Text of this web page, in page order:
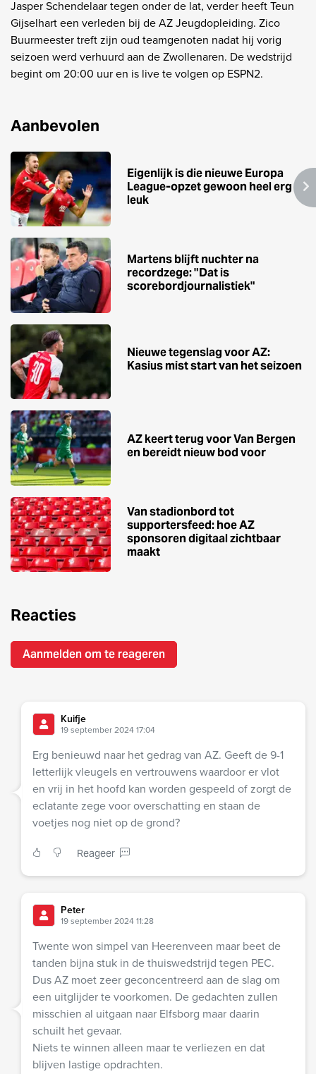
Jasper Schendelaar tegen onder de lat, verder heeft Teun
Gijselhart een verleden bij de AZ Jeugdopleiding. Zico
Buurmeester treft zijn oud teamgenoten nadat hij vorig
seizoen werd verhuurd aan de Zwollenaren. De wedstrijd
begint om 20:00 uur en is live te volgen op ESPN2.
Aanbevolen
Eigenlijk is die nieuwe Europa
League-opzet gewoon heel erg
leuk
Martens blijft nuchter na
recordzege: "Dat is
scorebordjournalistiek"
Nieuwe tegenslag voor AZ:
Kasius mist start van het seizoen
AZ keert terug voor Van Bergen
en bereidt nieuw bod voor
Van stadionbord tot
supportersfeed: hoe AZ
sponsoren digitaal zichtbaar
maakt
Reacties
Aanmelden om te reageren
Kuifje
19 september 2024 17:04
Erg benieuwd naar het gedrag van AZ. Geeft de 9-1
letterlijk vleugels en vertrouwens waardoor er vlot
en vrij in het hoofd kan worden gespeeld of zorgt de
eclatante zege voor overschatting en staan de
voetjes nog niet op de grond?
Reageer
Peter
19 september 2024 11:28
Twente won simpel van Heerenveen maar beet de
tanden bijna stuk in de thuiswedstrijd tegen PEC.
Dus AZ moet zeer geconcentreerd aan de slag om
een uitglijder te voorkomen. De gedachten zullen
misschien al uitgaan naar Elfsborg maar daarin
schuilt het gevaar.
Niets te winnen alleen maar te verliezen en dat
blijven lastige opdrachten.